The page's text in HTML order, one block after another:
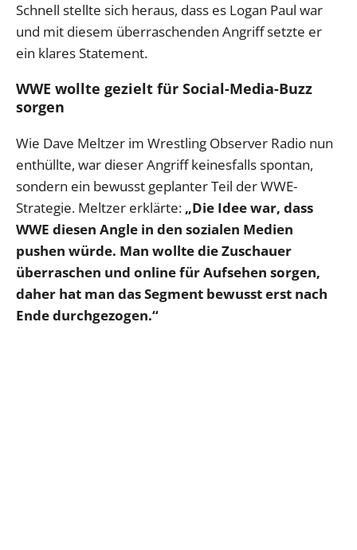
Schnell stellte sich heraus, dass es Logan Paul war
und mit diesem überraschenden Angriff setzte er
ein klares Statement.
WWE wollte gezielt für Social-Media-Buzz
sorgen
Wie Dave Meltzer im Wrestling Observer Radio nun
enthüllte, war dieser Angriff keinesfalls spontan,
sondern ein bewusst geplanter Teil der WWE-
Strategie. Meltzer erklärte: „Die Idee war, dass
WWE diesen Angle in den sozialen Medien
pushen würde. Man wollte die Zuschauer
überraschen und online für Aufsehen sorgen,
daher hat man das Segment bewusst erst nach
Ende durchgezogen.“